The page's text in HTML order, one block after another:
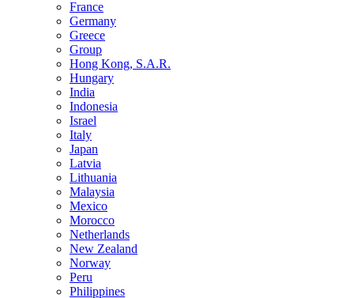
France
Germany
Greece
Group
Hong Kong, S.A.R.
Hungary
India
Indonesia
Israel
Italy
Japan
Latvia
Lithuania
Malaysia
Mexico
Morocco
Netherlands
New Zealand
Norway
Peru
Philippines